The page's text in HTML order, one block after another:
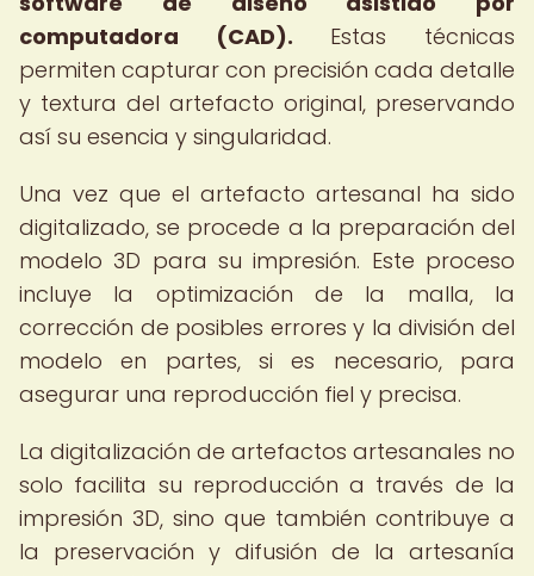
computadora (CAD). Estas técnicas
permiten capturar con precisión cada detalle
y textura del artefacto original, preservando
así su esencia y singularidad.
Una vez que el artefacto artesanal ha sido
digitalizado, se procede a la preparación del
modelo 3D para su impresión. Este proceso
incluye la optimización de la malla, la
corrección de posibles errores y la división del
modelo en partes, si es necesario, para
asegurar una reproducción fiel y precisa.
La digitalización de artefactos artesanales no
solo facilita su reproducción a través de la
impresión 3D, sino que también contribuye a
la preservación y difusión de la artesanía